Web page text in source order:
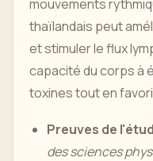
mouvements
thaïlandais peut
et stimuler le flux
capacité du corps à
toxines tout en
Preuves de
des sciences